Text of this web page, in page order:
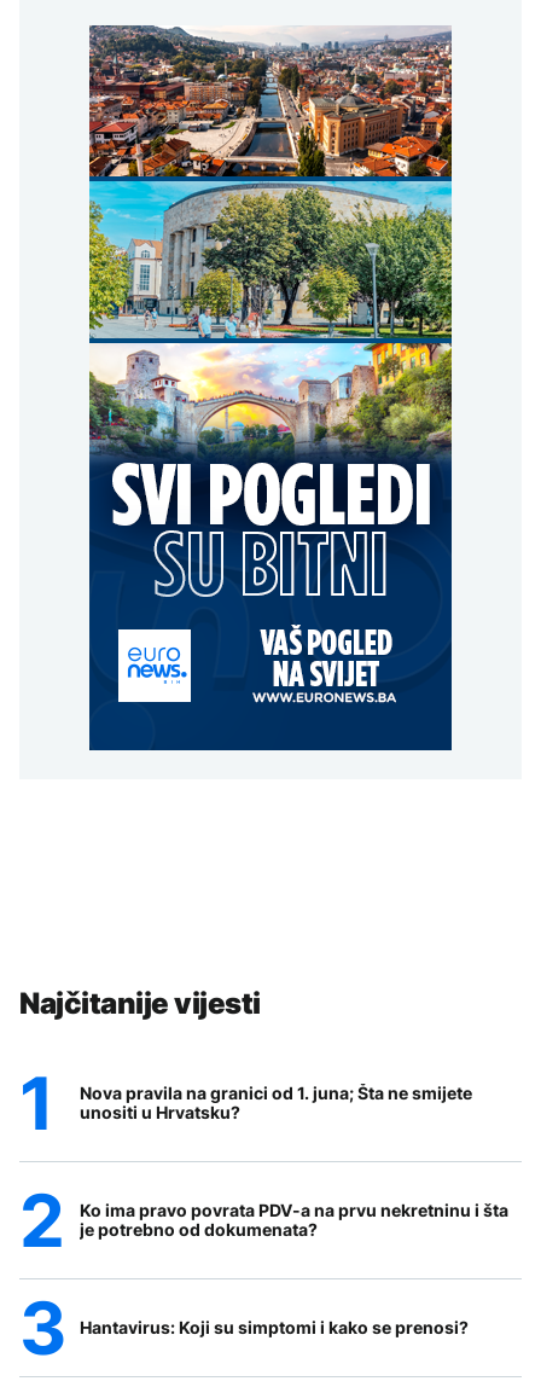
Najčitanije vijesti
Nova pravila na granici od 1. juna; Šta ne smijete
unositi u Hrvatsku?
Ko ima pravo povrata PDV-a na prvu nekretninu i šta
je potrebno od dokumenata?
Hantavirus: Koji su simptomi i kako se prenosi?